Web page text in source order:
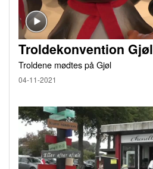
Troldekonvention Gjøl
Troldene mødtes på Gjøl
04-11-2021